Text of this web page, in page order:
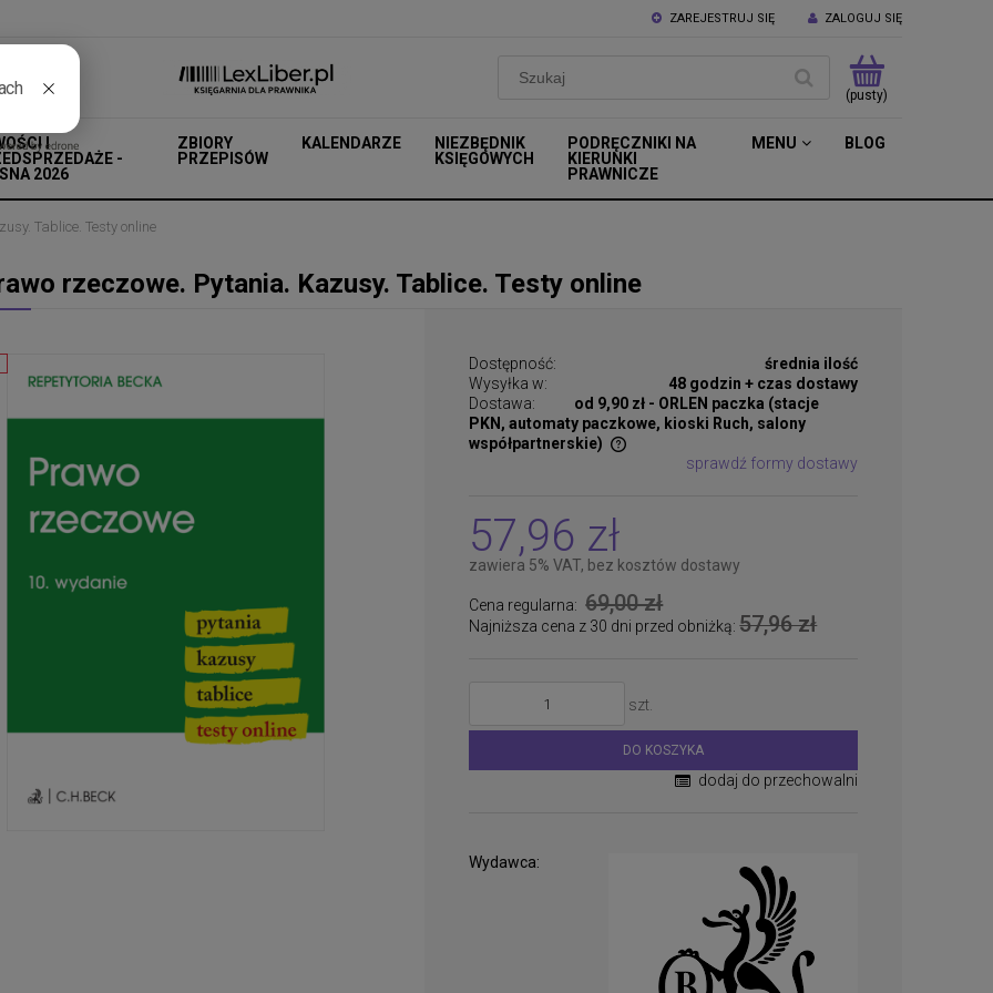
ZAREJESTRUJ SIĘ ZALOGUJ SIĘ
(pusty)
I
-
2026
ZBIORY
PRZEPISÓW
KALENDARZE
NIEZBĘDNIK
KSIĘGOWYCH
PODRĘCZNIKI NA
KIERUNKI
PRAWNICZE
MENU BLOG
Tablice. Testy online
rzeczowe. Pytania. Kazusy. Tablice. Testy online
Dostępność:
średnia ilość
Wysyłka w:
48 godzin + czas dostawy
Dostawa:
od 9,90 zł - ORLEN paczka (stacje
PKN, automaty paczkowe, kioski Ruch, salony
współpartnerskie)
sprawdź formy dostawy
57,96 zł
zawiera 5% VAT, bez kosztów dostawy
Cena regularna: 69,00 zł
Najniższa cena z 30 dni przed obniżką:57,96 zł
szt.
DO KOSZYKA
dodaj do przechowalni
Wydawca: